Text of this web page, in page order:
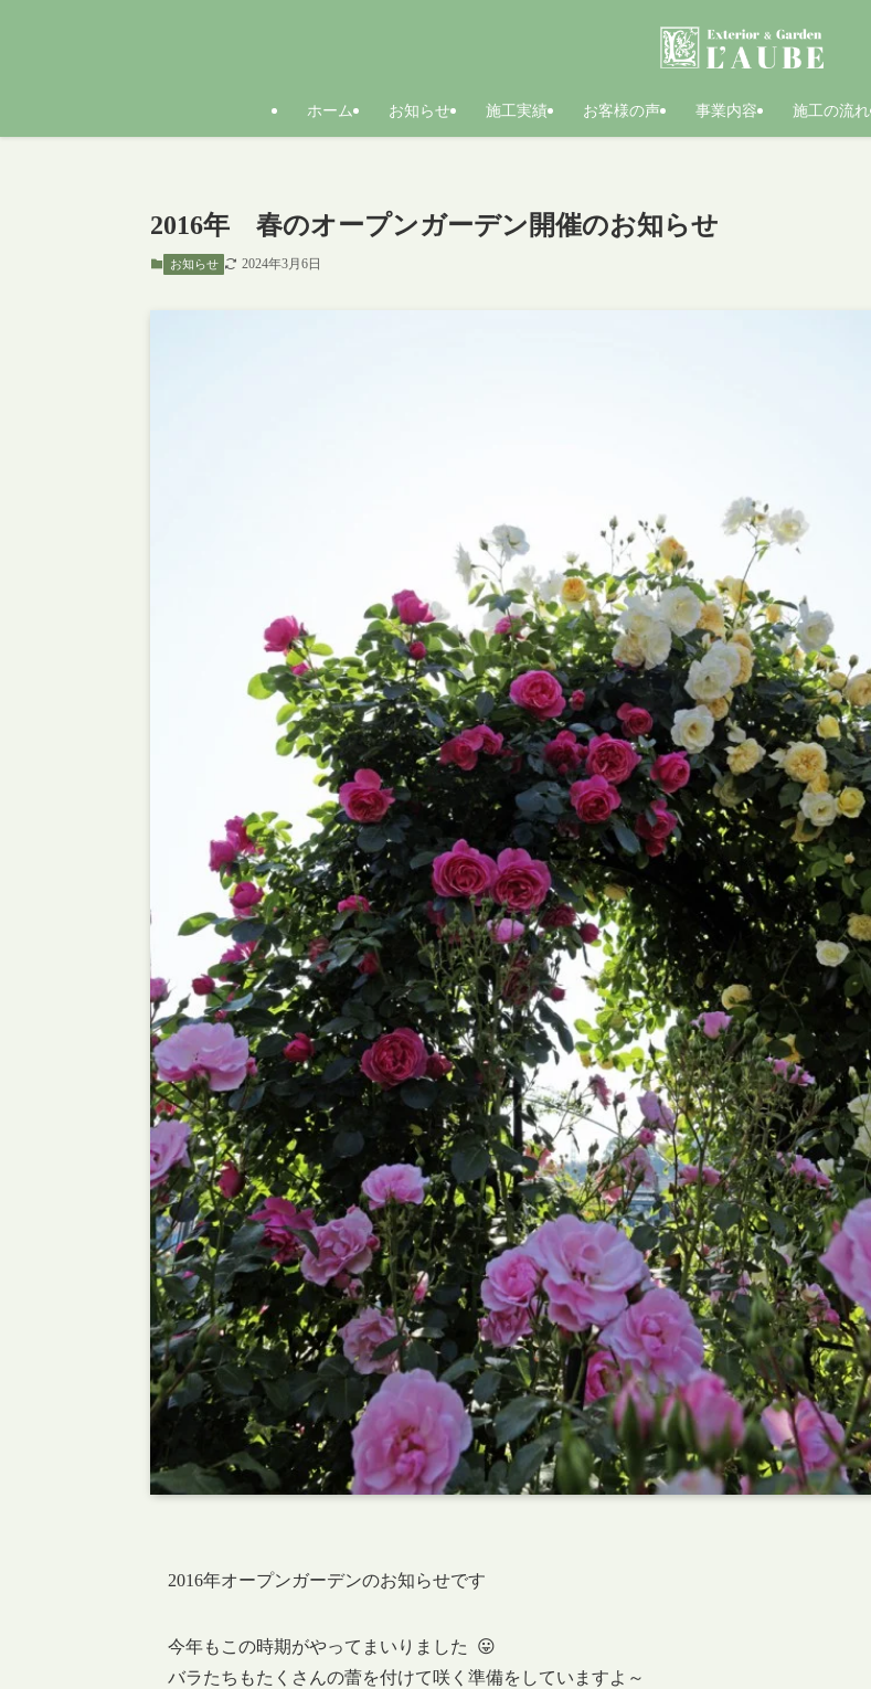
ホーム お知らせ 施工実績 お客様の声 事業内容 施工の流れ
2016年 春のオープンガーデン開催のお知らせ
お知らせ 2024年3月6日
2016年オープンガーデンのお知らせです
今年もこの時期がやってまいりました 😛
バラたちもたくさんの蕾を付けて咲く準備をしていますよ～